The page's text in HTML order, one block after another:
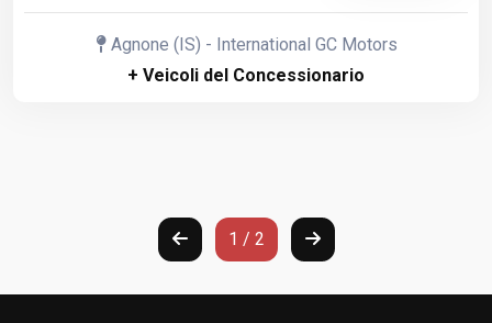
Agnone (IS) - International GC Motors
+ Veicoli del Concessionario
1 / 2